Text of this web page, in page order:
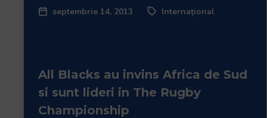
Accessibility
septembrie 14, 2013 Internațional
All Blacks au invins Africa de Sud
si sunt lideri in The Rugby
Championship